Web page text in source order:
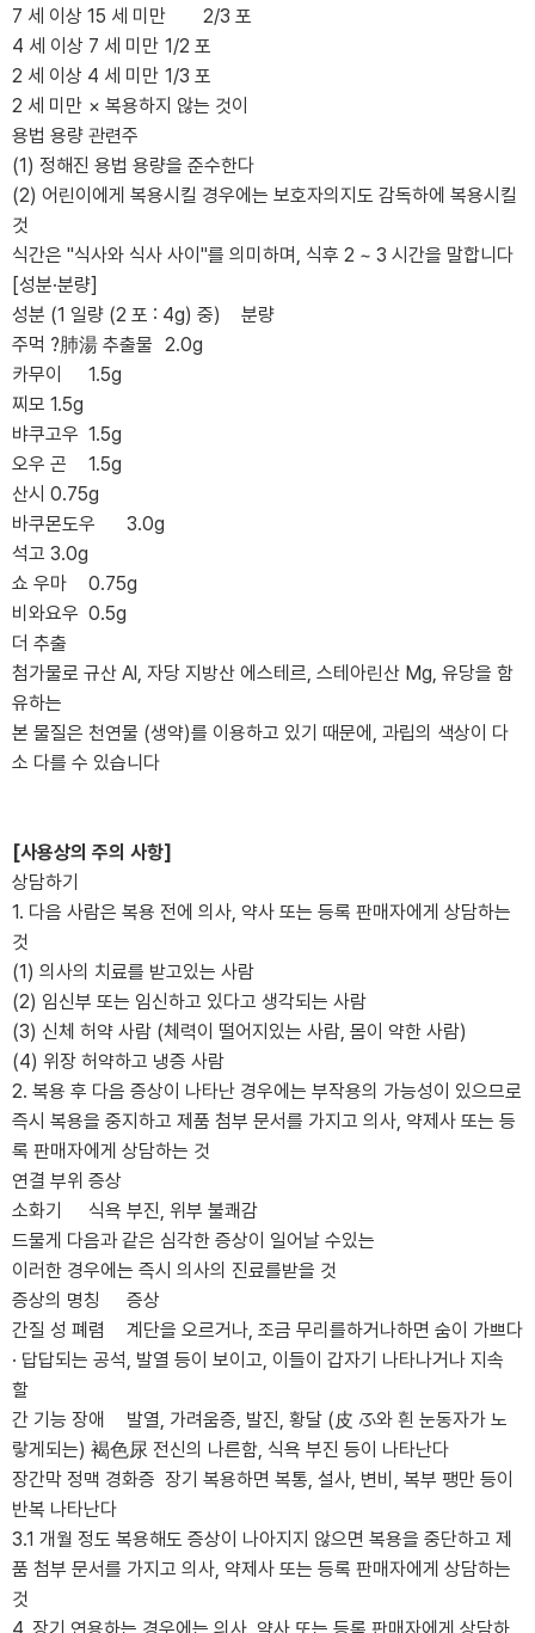
7 세 이상 15 세 미만
2/3 포
4 세 이상 7 세 미만 1/2 포
2 세 이상 4 세 미만 1/3 포
2 세 미만 × 복용하지 않는 것이
용법 용량 관련주
(1) 정해진 용법 용량을 준수한다
(2) 어린이에게 복용시킬 경우에는 보호자의지도 감독하에 복용시킬
것
식간은 "식사와 식사 사이"를 의미하며, 식후 2 ~ 3 시간을 말합니다
[성분·분량]
성분 (1 일량 (2 포 : 4g) 중)
분량
주먹 ?肺湯 추출물 2.0g
카무이
1.5g
찌모 1.5g
뱌쿠고우 1.5g
오우 곤
1.5g
산시 0.75g
바쿠몬도우
3.0g
석고 3.0g
쇼 우마
0.75g
비와요우 0.5g
더 추출
첨가물로 규산 Al, 자당 지방산 에스테르, 스테아린산 Mg, 유당을 함
유하는
본 물질은 천연물 (생약)를 이용하고 있기 때문에, 과립의 색상이 다
소 다를 수 있습니다
[사용상의 주의 사항]
상담하기
1. 다음 사람은 복용 전에 의사, 약사 또는 등록 판매자에게 상담하는
것
(1) 의사의 치료를 받고있는 사람
(2) 임신부 또는 임신하고 있다고 생각되는 사람
(3) 신체 허약 사람 (체력이 떨어지있는 사람, 몸이 약한 사람)
(4) 위장 허약하고 냉증 사람
2. 복용 후 다음 증상이 나타난 경우에는 부작용의 가능성이 있으므로
즉시 복용을 중지하고 제품 첨부 문서를 가지고 의사, 약제사 또는 등
록 판매자에게 상담하는 것
연결 부위 증상
소화기
식욕 부진, 위부 불쾌감
드물게 다음과 같은 심각한 증상이 일어날 수있는
이러한 경우에는 즉시 의사의 진료를받을 것
증상의 명칭
증상
간질 성 폐렴
계단을 오르거나, 조금 무리를하거나하면 숨이 가쁘다
· 답답되는 공석, 발열 등이 보이고, 이들이 갑자기 나타나거나 지속
할
간 기능 장애
발열, 가려움증, 발진, 황달 (皮 ふ와 흰 눈동자가 노
랗게되는) 褐色尿 전신의 나른함, 식욕 부진 등이 나타난다
장간막 정맥 경화증 장기 복용하면 복통, 설사, 변비, 복부 팽만 등이
반복 나타난다
3.1 개월 정도 복용해도 증상이 나아지지 않으면 복용을 중단하고 제
품 첨부 문서를 가지고 의사, 약제사 또는 등록 판매자에게 상담하는
것